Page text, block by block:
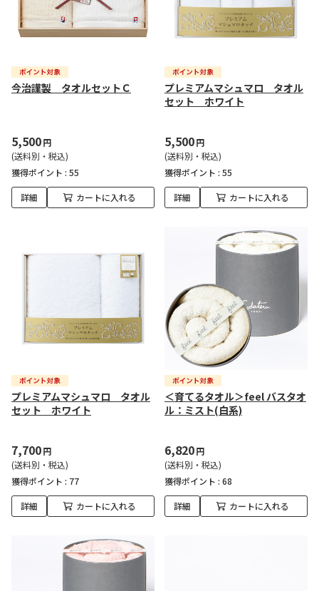
今治謹製 タオルセットＣ
5,500円
(送料別・税込)
獲得ポイント : 55
詳細 カートに入れる
プレミアムマシュマロ タオル
セット ホワイト
5,500円
(送料別・税込)
獲得ポイント : 55
詳細 カートに入れる
プレミアムマシュマロ タオル
セット ホワイト
7,700円
(送料別・税込)
獲得ポイント : 77
詳細 カートに入れる
＜育てるタオル＞feel バスタオ
ル：ミスト(白系)
6,820円
(送料別・税込)
獲得ポイント : 68
詳細 カートに入れる